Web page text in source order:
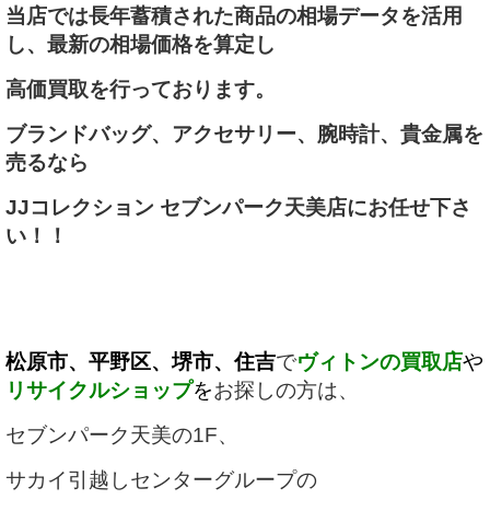
当店では長年蓄積された商品の相場データを活用
し、最新の相場価格を算定し
高価買取を行っております。
ブランドバッグ、アクセサリー、腕時計、貴金属を
売るなら
JJコレクション セブンパーク天美店にお任せ下さ
い！！
松原市、平野区、堺市、住吉でヴィトンの買取店や
リサイクルショップをお探しの方は、
セブンパーク天美の1F、
サカイ引越しセンターグループの